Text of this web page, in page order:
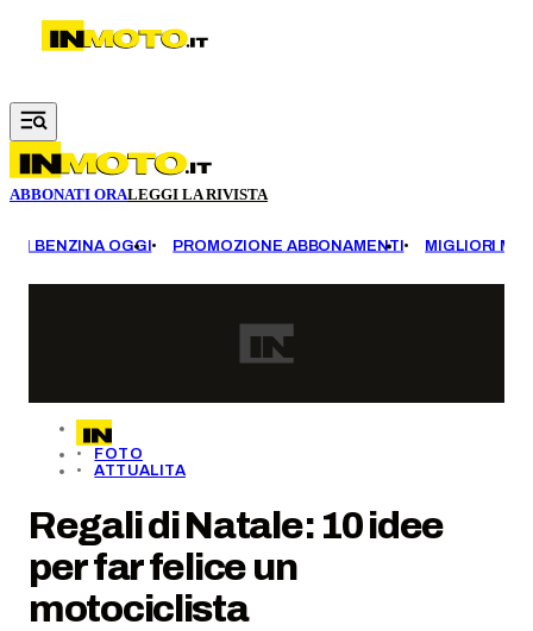
Vai al contenuto principale
ABBONATI ORALEGGI LA RIVISTA
BENZINA OGGI PROMOZIONE ABBONAMENTI MIGLIORI
FOTO
ATTUALITA
Regali di Natale: 10 idee
per far felice un
motociclista